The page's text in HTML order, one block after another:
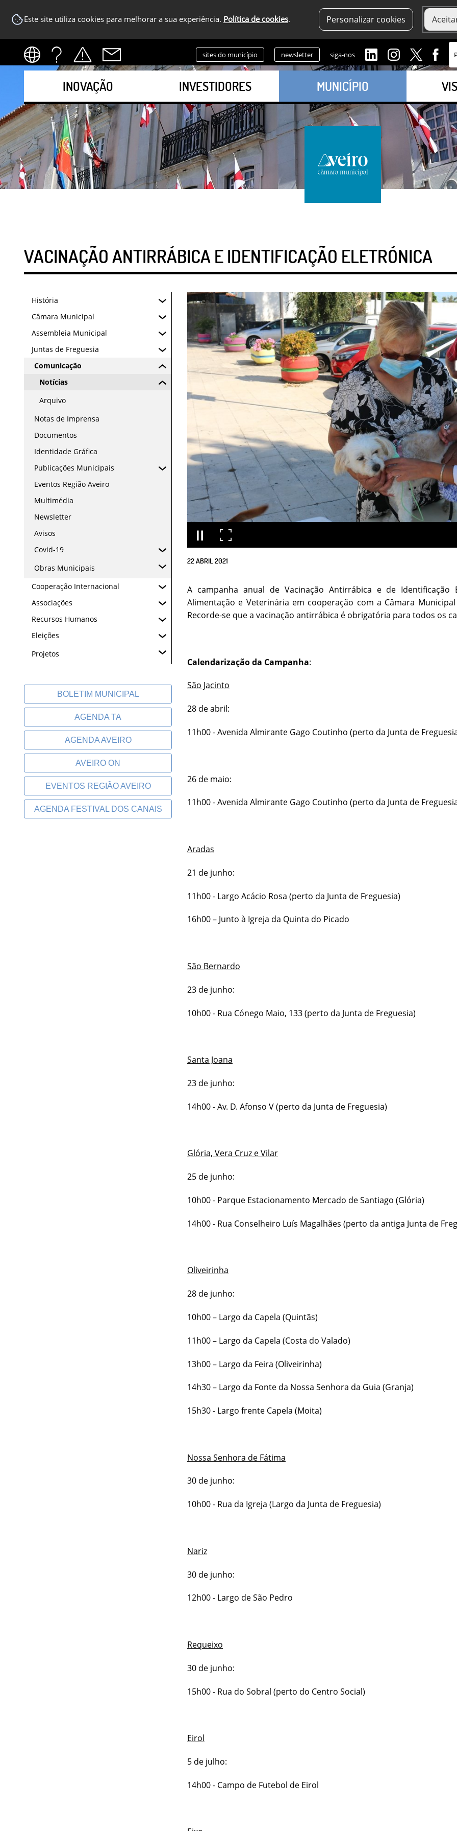
Este site utiliza cookies para melhorar a sua experiência. Política de cookies. Personalizar cookies
sites do município newsletter siga-nos
INOVAÇÃO INVESTIDORES MUNICÍPIO
VACINAÇÃO ANTIRRÁBICA E IDENTIFICAÇÃO ELETRÓNICA
História
Câmara Municipal
Assembleia Municipal
Juntas de Freguesia
Comunicação
Notícias
Arquivo
Notas de Imprensa
Documentos
Identidade Gráfica
Publicações Municipais
Eventos Região Aveiro
Multimédia
Newsletter
Avisos
Covid-19
Obras Municipais
Cooperação Internacional
Associações
Recursos Humanos
Eleições
Projetos
BOLETIM MUNICIPAL
AGENDA TA
AGENDA AVEIRO
AVEIRO ON
EVENTOS REGIÃO AVEIRO
AGENDA FESTIVAL DOS CANAIS
22ABRIL 2021
A campanha anual de Vacinação Antirrábica e de Identificação
Alimentação e Veterinária em cooperação com a Câmara
Recorde-se que a vacinação antirrábica é obrigatória para todos os
Calendarização da Campanha:
São Jacinto
28 de abril:
11h00 - Avenida Almirante Gago Coutinho (perto da Junta de
26 de maio:
11h00 - Avenida Almirante Gago Coutinho (perto da Junta de
Aradas
21 de junho:
11h00 - Largo Acácio Rosa (perto da Junta de Freguesia)
16h00 – Junto à Igreja da Quinta do Picado
São Bernardo
23 de junho:
10h00 - Rua Cónego Maio, 133 (perto da Junta de Freguesia)
Santa Joana
23 de junho:
14h00 - Av. D. Afonso V (perto da Junta de Freguesia)
Glória, Vera Cruz e Vilar
25 de junho:
10h00 - Parque Estacionamento Mercado de Santiago (Glória)
14h00 - Rua Conselheiro Luís Magalhães (perto da antiga Junta de
Oliveirinha
28 de junho:
10h00 – Largo da Capela (Quintãs)
11h00 – Largo da Capela (Costa do Valado)
13h00 – Largo da Feira (Oliveirinha)
14h30 – Largo da Fonte da Nossa Senhora da Guia (Granja)
15h30 - Largo frente Capela (Moita)
Nossa Senhora de Fátima
30 de junho:
10h00 - Rua da Igreja (Largo da Junta de Freguesia)
Nariz
30 de junho:
12h00 - Largo de São Pedro
Requeixo
30 de junho:
15h00 - Rua do Sobral (perto do Centro Social)
Eirol
5 de julho:
14h00 - Campo de Futebol de Eirol